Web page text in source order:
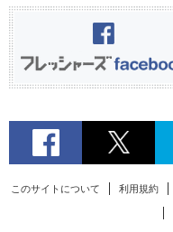
このサイトについて 利用規約